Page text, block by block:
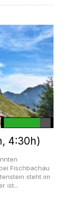
4:30h)
Fischbachau
steht im
ist...